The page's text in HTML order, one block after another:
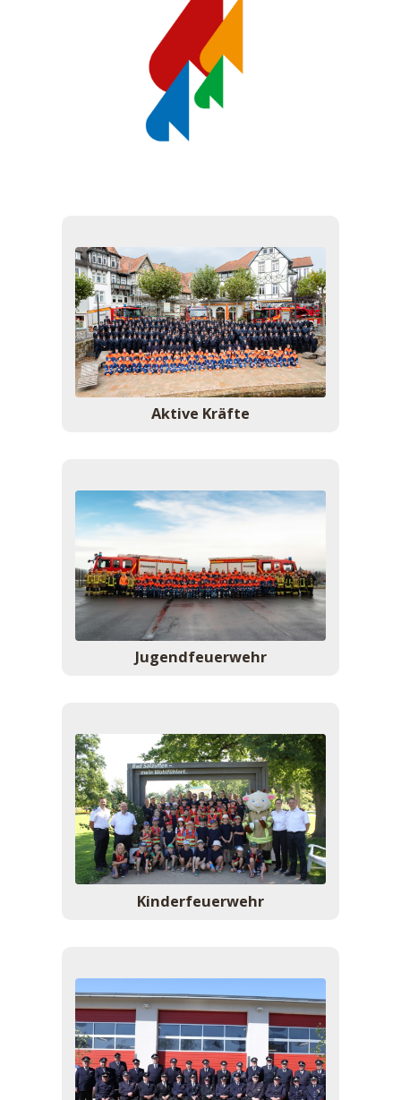
Aktive Kräfte
Jugend­feuerwehr
Kinder­feuerwehr